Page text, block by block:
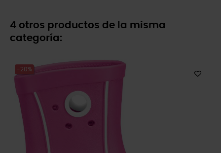
4 otros productos de la misma
categoría:
-20%